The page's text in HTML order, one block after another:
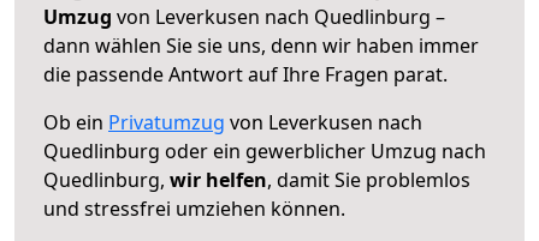
Umzug von Leverkusen nach Quedlinburg –
dann wählen Sie sie uns, denn wir haben immer
die passende Antwort auf Ihre Fragen parat.
Ob ein Privatumzug von Leverkusen nach
Quedlinburg oder ein gewerblicher Umzug nach
Quedlinburg, wir helfen, damit Sie problemlos
und stressfrei umziehen können.